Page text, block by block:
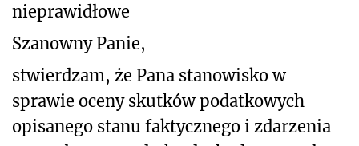
nieprawidłowe
Szanowny Panie,
stwierdzam, że Pana stanowisko w
sprawie oceny skutków podatkowych
opisanego stanu faktycznego i zdarzenia